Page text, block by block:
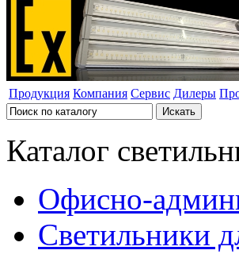
Продукция Компания Сервис Дилеры
Каталог
Офисно-
Светильники